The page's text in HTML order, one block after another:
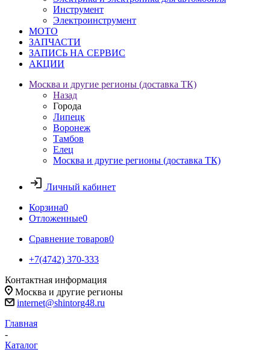
Инструмент
Электроинструмент
МОТО
ЗАПЧАСТИ
ЗАПИСЬ НА СЕРВИС
АКЦИИ
Москва и другие регионы (доставка ТК)
Назад
Города
Липецк
Воронеж
Тамбов
Елец
Москва и другие регионы (доставка ТК)
Личный кабинет
Корзина0
Отложенные0
Сравнение товаров0
+7(4742) 370-333
Контактная информация
Москва и другие регионы
internet@shintorg48.ru
Главная
-
Каталог